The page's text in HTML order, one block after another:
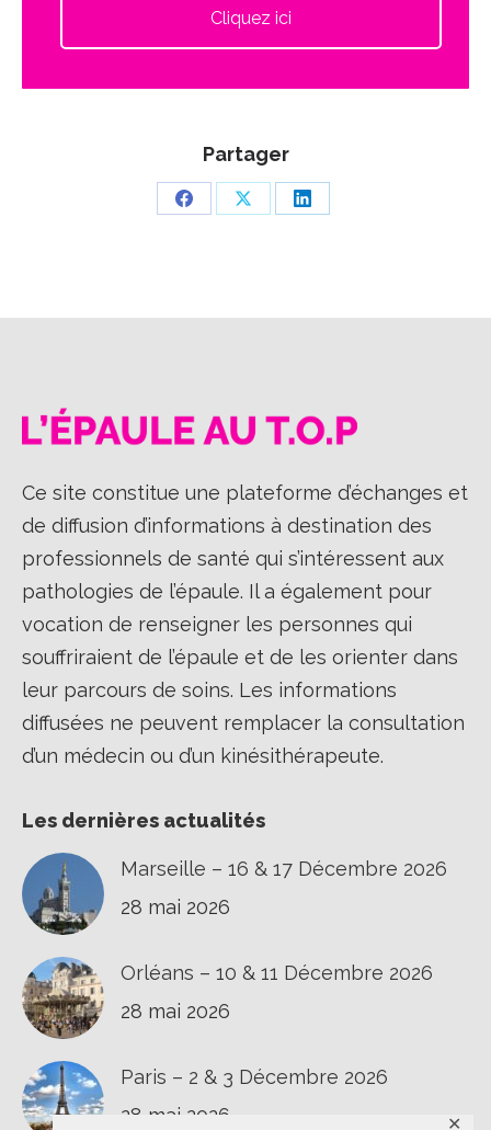
✕
Cliquez ici
Partager
PartagerPartagerPartager
Ce site constitue une plateforme d’échanges et
de diffusion d’informations à destination des
professionnels de santé qui s’intéressent aux
pathologies de l’épaule. Il a également pour
vocation de renseigner les personnes qui
souffriraient de l’épaule et de les orienter dans
leur parcours de soins. Les informations
diffusées ne peuvent remplacer la consultation
d’un médecin ou d’un kinésithérapeute.
Les dernières actualités
Marseille – 16 & 17 Décembre 2026
28 mai 2026
Orléans – 10 & 11 Décembre 2026
28 mai 2026
Paris – 2 & 3 Décembre 2026
28 mai 2026